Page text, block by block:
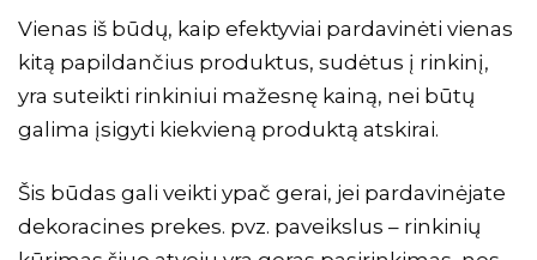
Vienas iš būdų, kaip efektyviai pardavinėti vienas
kitą papildančius produktus, sudėtus į rinkinį,
yra suteikti rinkiniui mažesnę kainą, nei būtų
galima įsigyti kiekvieną produktą atskirai.
Šis būdas gali veikti ypač gerai, jei pardavinėjate
dekoracines prekes. pvz. paveikslus – rinkinių